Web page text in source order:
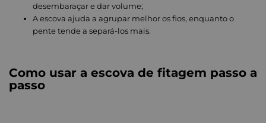
desembaraçar e dar volume;
A escova ajuda a agrupar melhor os fios, enquanto o
pente tende a separá-los mais.
Como usar a escova de fitagem passo a
passo